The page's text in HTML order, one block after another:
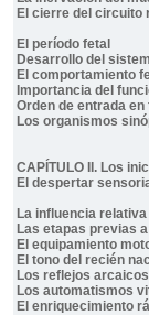
El cierre del circuito
El período fetal
Desarrollo del
El comportamiento
Importancia del
Orden de entrada
Los organismos
CAPÍTULO II. Los
El despertar
La influencia
Las etapas previas
El equipamiento
El tono del recién
Los reflejos arcaicos
Los automatismos
El enriquecimiento